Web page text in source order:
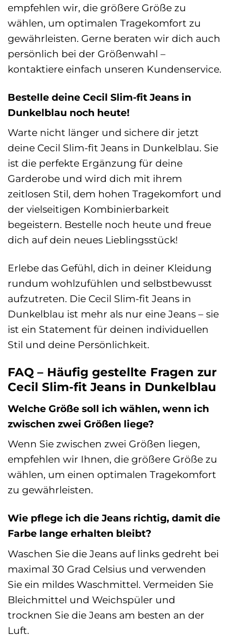
empfehlen wir, die größere Größe zu
wählen, um optimalen Tragekomfort zu
gewährleisten. Gerne beraten wir dich auch
persönlich bei der Größenwahl –
kontaktiere einfach unseren Kundenservice.
Bestelle deine Cecil Slim-fit Jeans in
Dunkelblau noch heute!
Warte nicht länger und sichere dir jetzt
deine Cecil Slim-fit Jeans in Dunkelblau. Sie
ist die perfekte Ergänzung für deine
Garderobe und wird dich mit ihrem
zeitlosen Stil, dem hohen Tragekomfort und
der vielseitigen Kombinierbarkeit
begeistern. Bestelle noch heute und freue
dich auf dein neues Lieblingsstück!
Erlebe das Gefühl, dich in deiner Kleidung
rundum wohlzufühlen und selbstbewusst
aufzutreten. Die Cecil Slim-fit Jeans in
Dunkelblau ist mehr als nur eine Jeans – sie
ist ein Statement für deinen individuellen
Stil und deine Persönlichkeit.
FAQ – Häufig gestellte Fragen zur
Cecil Slim-fit Jeans in Dunkelblau
Welche Größe soll ich wählen, wenn ich
zwischen zwei Größen liege?
Wenn Sie zwischen zwei Größen liegen,
empfehlen wir Ihnen, die größere Größe zu
wählen, um einen optimalen Tragekomfort
zu gewährleisten.
Wie pflege ich die Jeans richtig, damit die
Farbe lange erhalten bleibt?
Waschen Sie die Jeans auf links gedreht bei
maximal 30 Grad Celsius und verwenden
Sie ein mildes Waschmittel. Vermeiden Sie
Bleichmittel und Weichspüler und
trocknen Sie die Jeans am besten an der
Luft.